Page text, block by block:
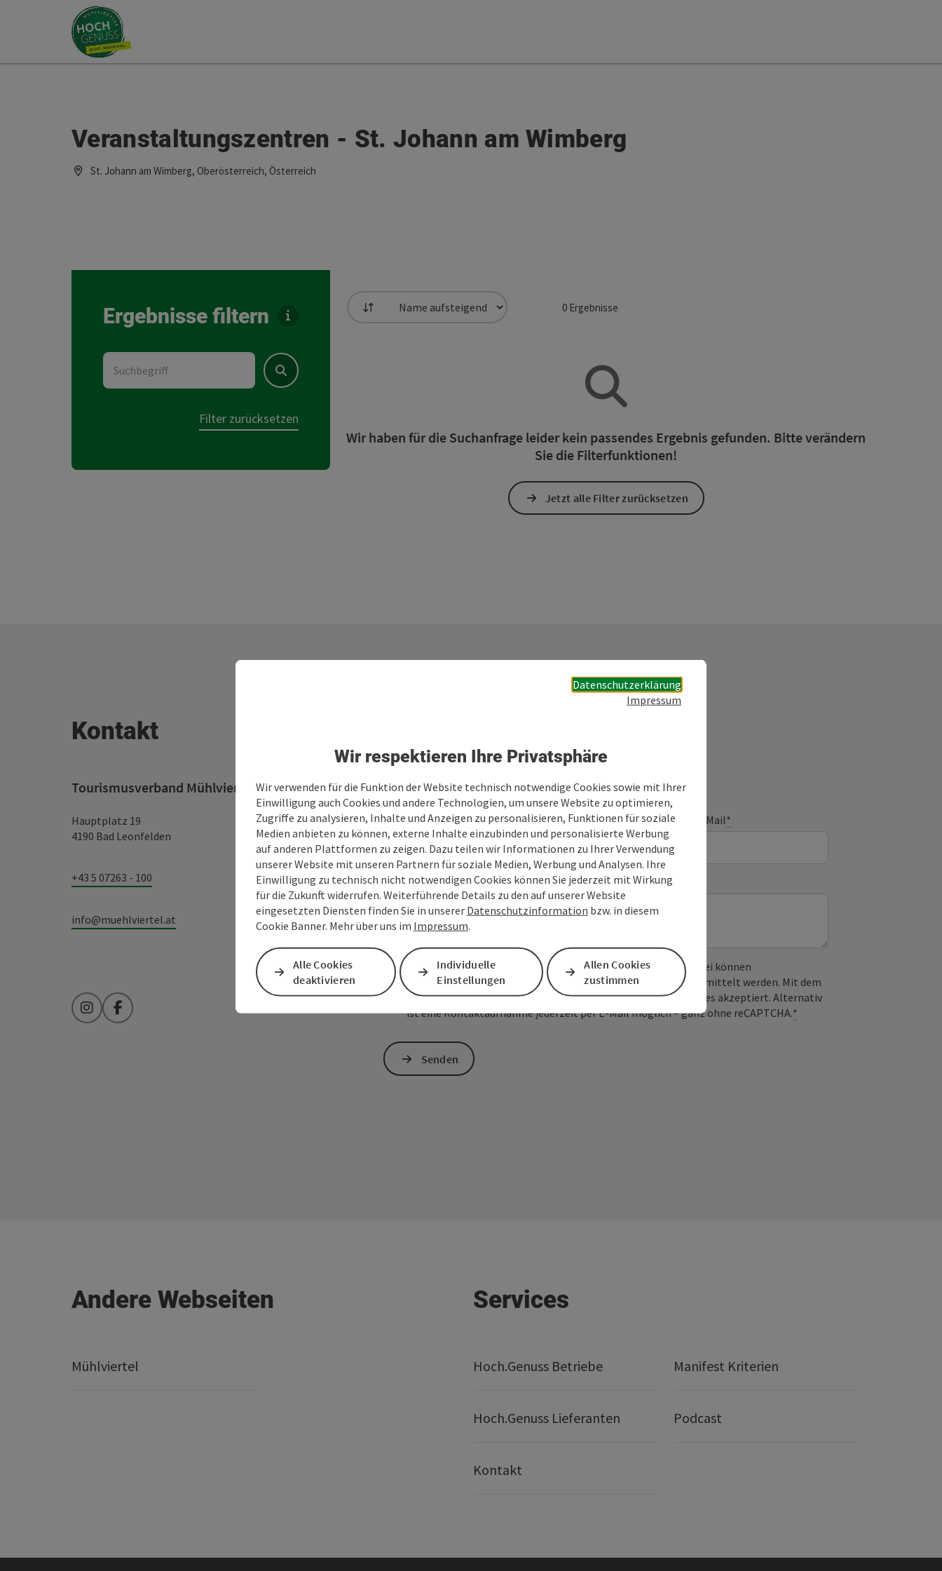
Zum InhaltAccesskey
[0]
Zum Seitenanfang
Veranstaltungszentren - St. Johann am Wimberg
St. Johann am Wimberg, Oberösterreich, Österreich
Ergebnisse filtern
Suchbegriff
Suchen
Filter zurücksetzen
Sortierung 0Ergebnisse
Wir haben für die Suchanfrage leider kein passendes Ergebnis gefunden. Bitte verändern
Sie die Filterfunktionen!
Jetzt alle Filter zurücksetzen
Kontakt
Tourismusverband Mühlviertel
Hauptplatz 19
4190 Bad Leonfelden
+43 5 07263 - 100
info@muehlviertel.at
InstagramFacebook
Felder mit*sind Pflichtfelder
Vorname Nachname E-Mail*
Unverbindliche Anfrage*
Zum Schutz vor Spam wird Google reCAPTCHA verwendet. Dabei können
personenbezogene Daten (z. B. die IP-Adresse) an Google übermittelt werden. Mit dem
Absenden des Formulars werden die dafür erforderlichen Cookies akzeptiert. Alternativ
ist eine Kontaktaufnahme jederzeit per E-Mail möglich – ganz ohne reCAPTCHA.*
Senden
Andere Webseiten
Mühlviertel
Services
Hoch.Genuss Betriebe Manifest Kriterien
Hoch.Genuss Lieferanten Podcast
Kontakt
Datenschutzerklärung
Impressum
Wir respektieren Ihre Privatsphäre
Wir verwenden für die Funktion der Website technisch notwendige Cookies sowie mit Ihrer
Einwilligung auch Cookies und andere Technologien, um unsere Website zu optimieren,
Zugriffe zu analysieren, Inhalte und Anzeigen zu personalisieren, Funktionen für soziale
Medien anbieten zu können, externe Inhalte einzubinden und personalisierte Werbung
auf anderen Plattformen zu zeigen. Dazu teilen wir Informationen zu Ihrer Verwendung
unserer Website mit unseren Partnern für soziale Medien, Werbung und Analysen. Ihre
Einwilligung zu technisch nicht notwendigen Cookies können Sie jederzeit mit Wirkung
für die Zukunft widerrufen. Weiterführende Details zu den auf unserer Website
eingesetzten Diensten finden Sie in unserer Datenschutzinformation bzw. in diesem
Cookie Banner. Mehr über uns im Impressum.
Alle Cookies
deaktivieren
Individuelle
Einstellungen
Allen Cookies
zustimmen